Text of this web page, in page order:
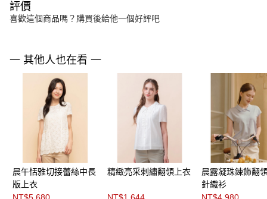
評價
喜歡這個商品嗎？購買後給他一個好評吧
一 其他人也在看 一
晨午恬雅切接蕾絲中長
版上衣
精緻亮采刺繡翻領上衣
晨露凝珠鍊飾翻
針織衫